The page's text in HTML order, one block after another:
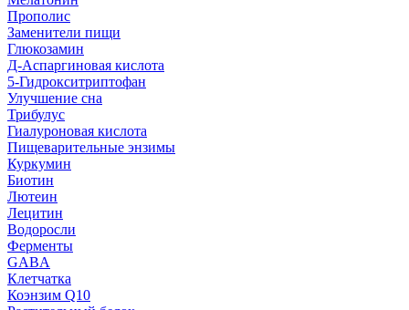
Прополис
Заменители пищи
Глюкозамин
Д-Аспаргиновая кислота
5-Гидрокситриптофан
Улучшение сна
Трибулус
Гиалуроновая кислота
Пищеварительные энзимы
Куркумин
Биотин
Лютеин
Лецитин
Водоросли
Ферменты
GABA
Клетчатка
Коэнзим Q10